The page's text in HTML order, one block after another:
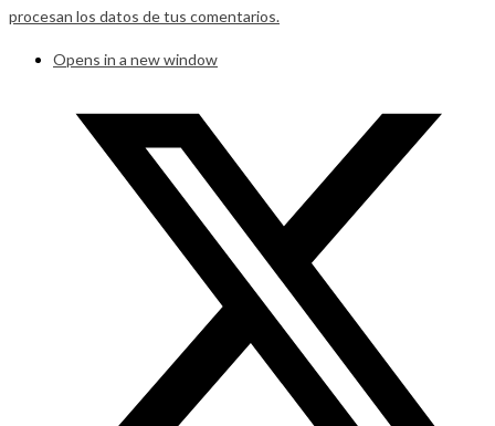
procesan los datos de tus comentarios.
Opens in a new window